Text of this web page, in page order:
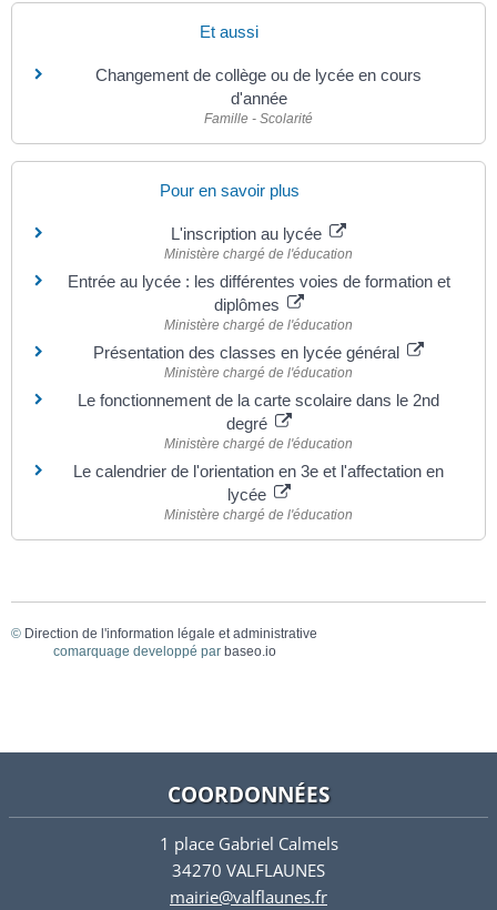
Et aussi
Changement de collège ou de lycée en cours
d'année
Famille - Scolarité
Pour en savoir plus
L'inscription au lycée
Ministère chargé de l'éducation
Entrée au lycée : les différentes voies de formation et
diplômes
Ministère chargé de l'éducation
Présentation des classes en lycée général
Ministère chargé de l'éducation
Le fonctionnement de la carte scolaire dans le 2nd
degré
Ministère chargé de l'éducation
Le calendrier de l'orientation en 3e et l'affectation en
lycée
Ministère chargé de l'éducation
© Direction de l'information légale et administrative
comarquage developpé par baseo.io
COORDONNÉES
1 place Gabriel Calmels
34270 VALFLAUNES
mairie@valflaunes.fr